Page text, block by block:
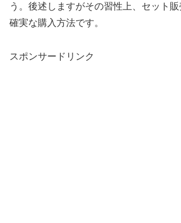
う。後述しますがその習性上、セット
確実な購入方法です。
スポンサードリンク